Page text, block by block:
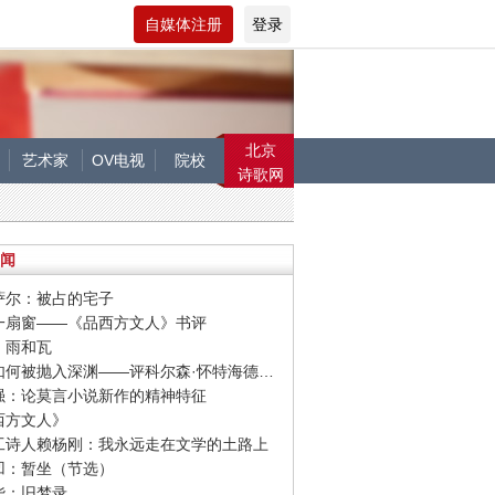
自媒体注册 登录
艺术家 OV电视 院校
北京
诗歌网
尔：被占的宅子
扇窗——《品西方文人》书评
雨和瓦
· 他们如何被抛入深渊——评科尔森·怀特海德新作《尼科尔少年》
：论莫言小说新作的精神特征
文人》
诗人赖杨刚：我永远走在文学的土路上
：暂坐（节选）